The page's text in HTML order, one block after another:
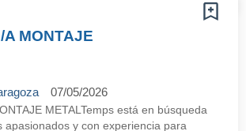
MONTAJE
07/05/2026
METALTemps está en búsqueda
apasionados y con experiencia para